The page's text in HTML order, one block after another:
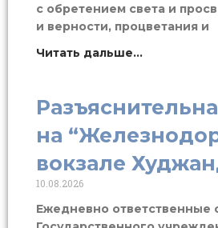
с обретением света и
и верности, процветания и
Читать дальше...
на
вокзале
10.08.2026
Ежедневно ответственные